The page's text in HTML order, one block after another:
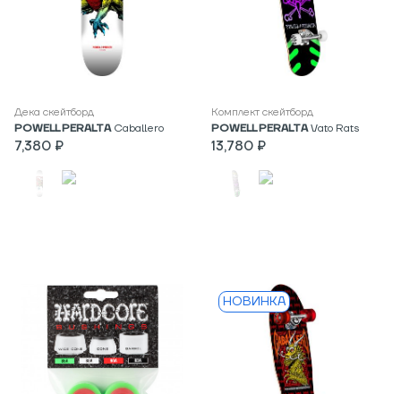
Дека скейтборд
POWELL PERALTA Caballero
7,380 ₽
Комплект скейтборд
POWELL PERALTA Vato Rats
13,780 ₽
НОВИНКА